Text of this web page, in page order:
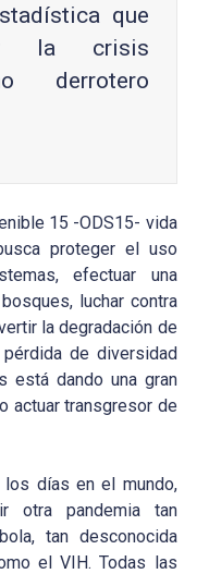
que
la crisis
derrotero
15 -ODS15- vida
proteger el uso
efectuar una
luchar contra
la degradación de
de diversidad
está dando una gran
actuar transgresor de
días en el mundo,
otra pandemia tan
tan desconocida
el VIH. Todas las